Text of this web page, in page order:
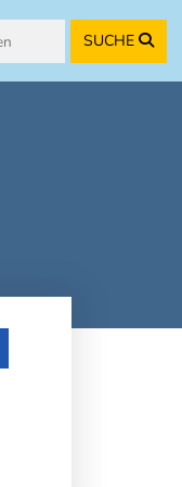
SUCHE